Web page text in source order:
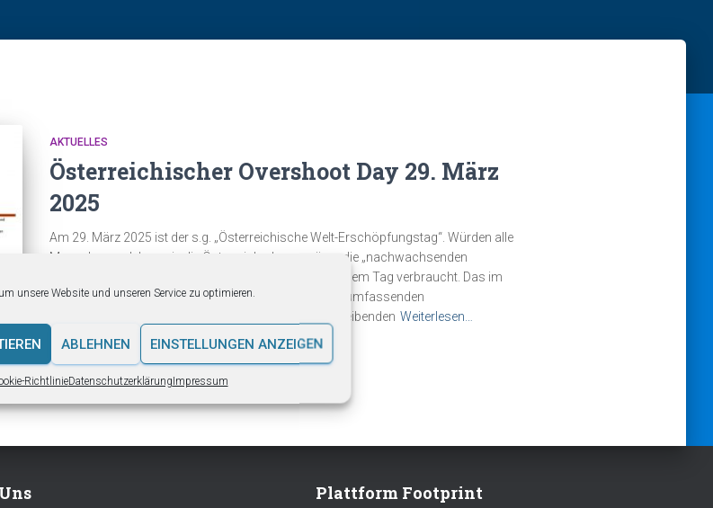
unsere Website und unseren Service zu optimieren.
ABLEHNEN EINSTELLUNGEN ANZEIGEN
RichtlinieDatenschutzerklärungImpressum
AKTUELLES
Österreichischer Overshoot Day 29. März
2025
Am 29. März 2025 ist der s.g. „Österreichische Welt-Erschöpfungstag“. Würden alle
Menschen so leben wie die ÖsterreicherInnen wären die „nachwachsenden
Ressourcen des Jahres 2025“ der Erde bereits an diesem Tag verbraucht. Das im
Vergleich zu 2024 ( 7. April) frühere Datum ist v.a. der umfassenden
Methodenverbesserung geschuldet, bei etwa gleichbleibenden Weiterlesen…
Plattform Footprint